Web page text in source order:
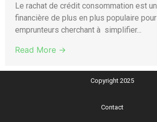
Le rachat de crédit consommation est
financière de plus en plus populaire
emprunteurs cherchant à simplifier...
Read More →
Copyright 2025
Contact